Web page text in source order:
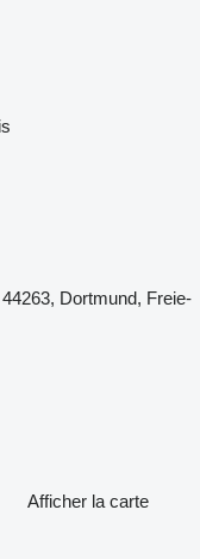
Dortmund, Freie-
Afficher la carte